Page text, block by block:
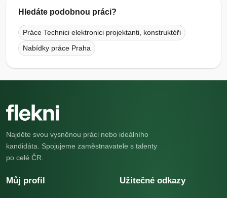
Hledáte podobnou práci?
Práce Technici elektronici projektanti, konstruktéři
Nabídky práce Praha
Najděte svou vysněnou práci nebo ideálního
kandidáta. Spojujeme zaměstnavatele s talenty
po celé ČR.
Můj profil Užitečné odkazy